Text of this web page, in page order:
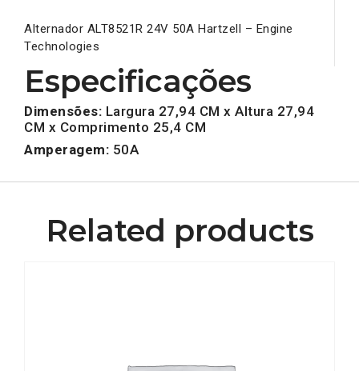
Alternador ALT8521R 24V 50A Hartzell – Engine
Technologies
Especificações
Dimensões: Largura 27,94 CM x Altura 27,94
CM x Comprimento 25,4 CM
Amperagem: 50A
Related products